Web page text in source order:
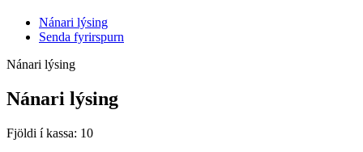
Nánari lýsing
Senda fyrirspurn
Nánari lýsing
Nánari lýsing
Fjöldi í kassa: 10